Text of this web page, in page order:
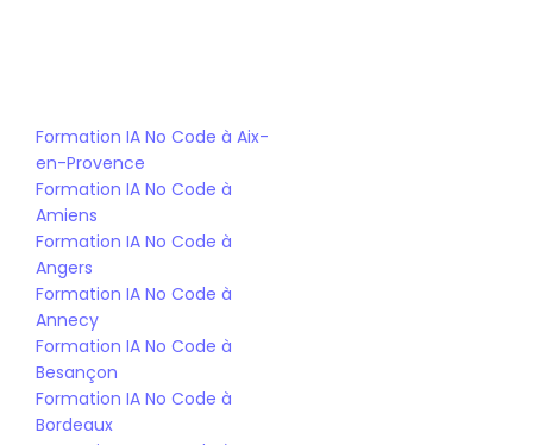
Formation IA No Code à Aix-
en-Provence
Formation IA No Code à
Amiens
Formation IA No Code à
Angers
Formation IA No Code à
Annecy
Formation IA No Code à
Besançon
Formation IA No Code à
Bordeaux